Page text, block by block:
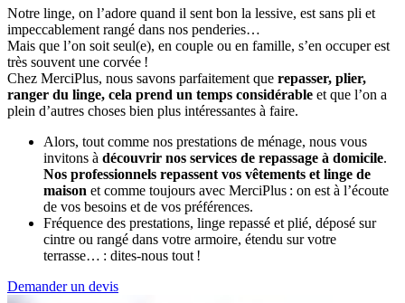
Notre linge, on l’adore quand il sent bon la lessive, est sans pli et
impeccablement rangé dans nos penderies…
Mais que l’on soit seul(e), en couple ou en famille, s’en occuper est
très souvent une corvée !
Chez MerciPlus, nous savons parfaitement que repasser, plier,
ranger du linge, cela prend un temps considérable et que l’on a
plein d’autres choses bien plus intéressantes à faire.
Alors, tout comme nos prestations de ménage, nous vous
invitons à découvrir nos services de repassage à domicile.
Nos professionnels repassent vos vêtements et linge de
maison et comme toujours avec MerciPlus : on est à l’écoute
de vos besoins et de vos préférences.
Fréquence des prestations, linge repassé et plié, déposé sur
cintre ou rangé dans votre armoire, étendu sur votre
terrasse… : dites-nous tout !
Demander un devis